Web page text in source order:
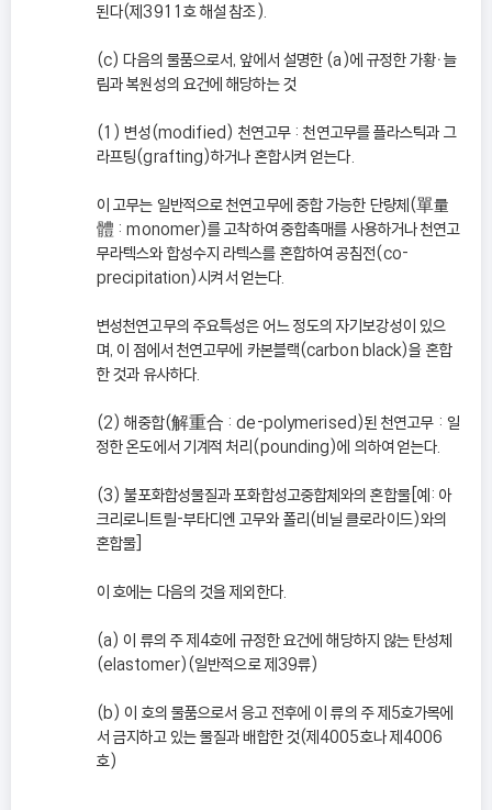
된다(제3911호 해설 참조).
(c) 다음의 물품으로서, 앞에서 설명한 (a)에 규정한 가황ㆍ늘
림과 복원성의 요건에 해당하는 것
(1) 변성(modified) 천연고무 : 천연고무를 플라스틱과 그
라프팅(grafting)하거나 혼합시켜 얻는다.
이 고무는 일반적으로 천연고무에 중합 가능한 단량체(單量
體 : monomer)를 고착하여 중합촉매를 사용하거나 천연고
무라텍스와 합성수지 라텍스를 혼합하여 공침전(co-
precipitation)시켜서 얻는다.
변성천연고무의 주요특성은 어느 정도의 자기보강성이 있으
며, 이 점에서 천연고무에 카본블랙(carbon black)을 혼합
한 것과 유사하다.
(2) 해중합(解重合 : de-polymerised)된 천연고무 : 일
정한 온도에서 기계적 처리(pounding)에 의하여 얻는다.
(3) 불포화합성물질과 포화합성고중합체와의 혼합물[예: 아
크리로니트릴-부타디엔 고무와 폴리(비닐 클로라이드)와의
혼합물]
이 호에는 다음의 것을 제외한다.
(a) 이 류의 주 제4호에 규정한 요건에 해당하지 않는 탄성체
(elastomer)(일반적으로 제39류)
(b) 이 호의 물품으로서 응고 전후에 이 류의 주 제5호가목에
서 금지하고 있는 물질과 배합한 것(제4005호나 제4006
호)